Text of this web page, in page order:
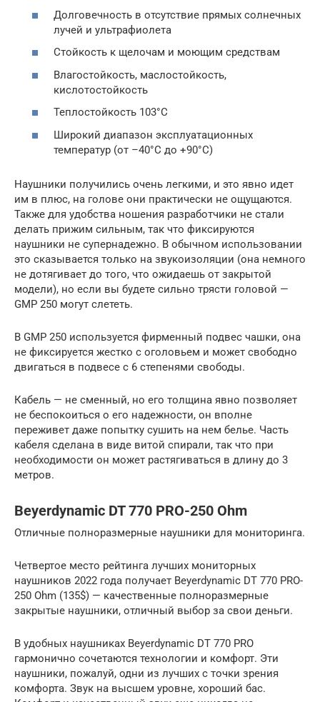
Долговечность в отсутствие прямых солнечных
лучей и ультрафиолета
Стойкость к щелочам и моющим средствам
Влагостойкость, маслостойкость,
кислотостойкость
Теплостойкость 103°C
Широкий диапазон эксплуатационных
температур (от –40°C до +90°C)
Наушники получились очень легкими, и это явно идет
им в плюс, на голове они практически не ощущаются.
Также для удобства ношения разработчики не стали
делать прижим сильным, так что фиксируются
наушники не супернадежно. В обычном использовании
это сказывается только на звукоизоляции (она немного
не дотягивает до того, что ожидаешь от закрытой
модели), но если вы будете сильно трясти головой —
GMP 250 могут слететь.
В GMP 250 используется фирменный подвес чашки, она
не фиксируется жестко с оголовьем и может свободно
двигаться в подвесе с 6 степенями свободы.
Кабель — не сменный, но его толщина явно позволяет
не беспокоиться о его надежности, он вполне
переживет даже попытку сушить на нем белье. Часть
кабеля сделана в виде витой спирали, так что при
необходимости он может растягиваться в длину до 3
метров.
Beyerdynamic DT 770 PRO-250 Ohm
Отличные полноразмерные наушники для мониторинга.
Четвертое место рейтинга лучших мониторных
наушников 2022 года получает Beyerdynamic DT 770 PRO-
250 Ohm (135$) — качественные полноразмерные
закрытые наушники, отличный выбор за свои деньги.
В удобных наушниках Beyerdynamic DT 770 PRO
гармонично сочетаются технологии и комфорт. Эти
наушники, пожалуй, одни из лучших с точки зрения
комфорта. Звук на высшем уровне, хороший бас.